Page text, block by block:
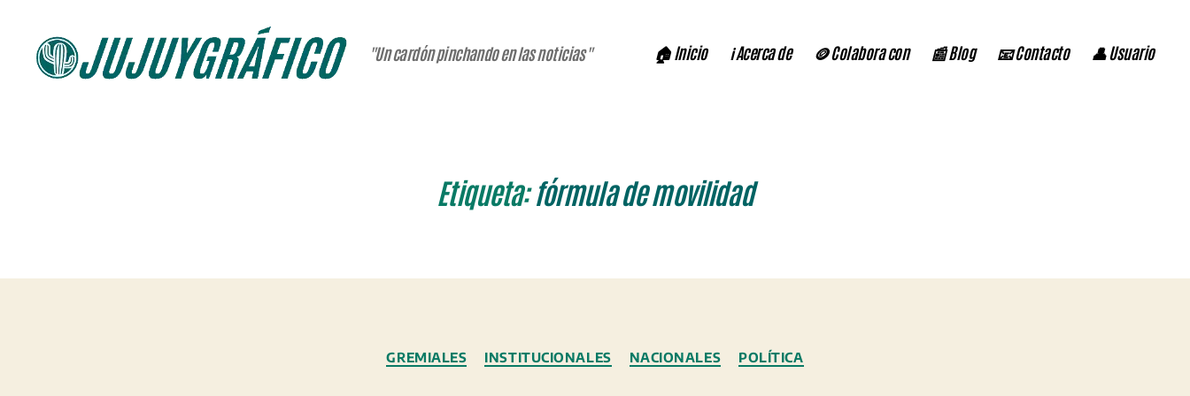
"Un cardón pinchando en las noticias" 🏠 Inicio ℹ️ Acerca de 🪙 Colabora con 📰 Blog 📧 Contacto 👤 Usuario
Etiqueta: fórmula de movilidad
Categorías
GREMIALES INSTITUCIONALES NACIONALES POLÍTICA